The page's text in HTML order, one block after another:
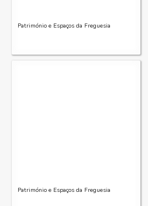
Património e Espaços da Freguesia
Património e Espaços da Freguesia